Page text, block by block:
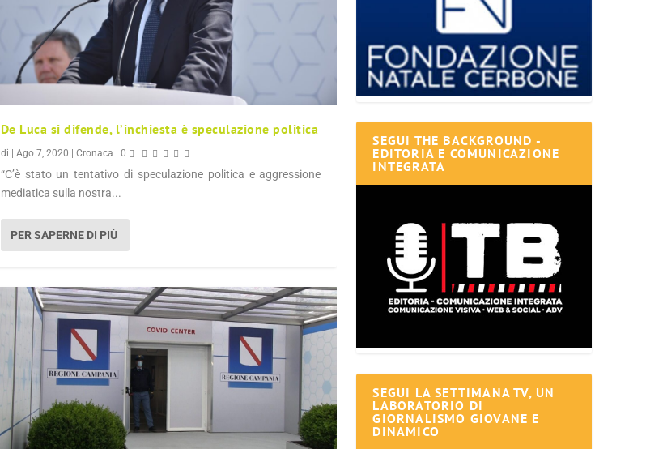
De Luca si difende, l’inchiesta è speculazione politica
di Ago 7, 2020 Cronaca 0
“C’è stato un tentativo di speculazione politica e aggressione
mediatica sulla nostra...
PER SAPERNE DI PIÙ
SEGUI THE BACKGROUND -
EDITORIA E COMUNICAZIONE
INTEGRATA
SEGUI LA SETTIMANA TV, UN
LABORATORIO DI
GIORNALISMO GIOVANE E
DINAMICO